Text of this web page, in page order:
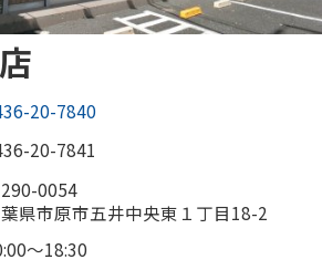
20-7840
20-7841
0054
県市原市五井中央東１丁目18-2
～18:30